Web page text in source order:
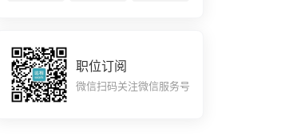
职位订阅
微信扫码关注微信服务号